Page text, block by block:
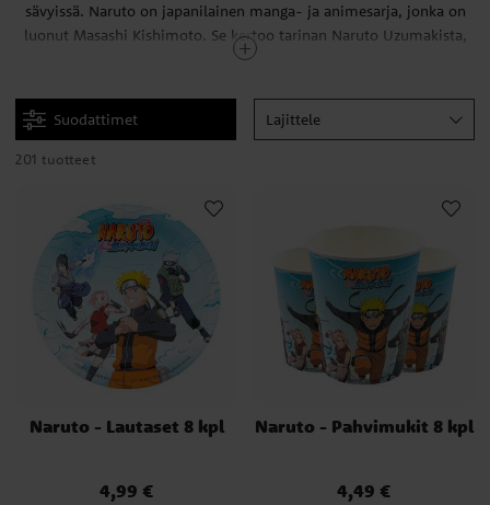
sävyissä. Naruto on japanilainen manga- ja animesarja, jonka on
luonut Masashi Kishimoto. Se kertoo tarinan Naruto Uzumakista,
nuoresta ninjasta, joka unelmoi tulevansa tunnustetuksi
Tämä sarja, josta on tullut yksi parhaiten myydyistä mangasarjoista
kulttuuriviittauksista japanilaisesta mytologiasta sekä
konfutselaisuudesta, mikä antaa sarjalle syvyyttä ja kypsyyttä, jota
fanit arvostavat ympäri maailmaa.
Valikoimastamme löydät tuotteita, jotka heijastavat Naruton
maailmaa ja henkeä. Meillä on kaikkea lautasista ja pahvimukeista
servetteihin ja pöytäliinoihin, jotka luovat tunnetta hauskasta
ninja-maailmasta. Tuotteemme antavat juhliisi tunteen Naruton
Naruto-teeman täydentämiseksi suosittelemme yhdistämään
serpentiiniä luodaksesi sarjan hengelle ja väreille uskollinen
Suodattimet Lajittele
201 tuotteet
Naruto - Lautaset 8 kpl
Hinta:4,99 €
4,99 €
Naruto - Pahvimukit 8 kpl
Hinta:4,49 €
4,49 €